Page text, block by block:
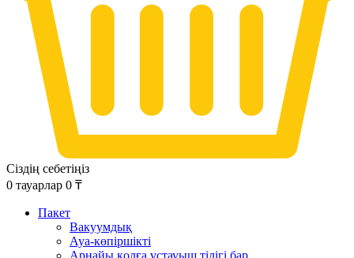
Сіздің себетіңіз
0 тауарлар 0 ₸
Пакет
Вакуумдық
Ауа-көпіршікті
Арнайы қолға ұстауыш тілігі бар